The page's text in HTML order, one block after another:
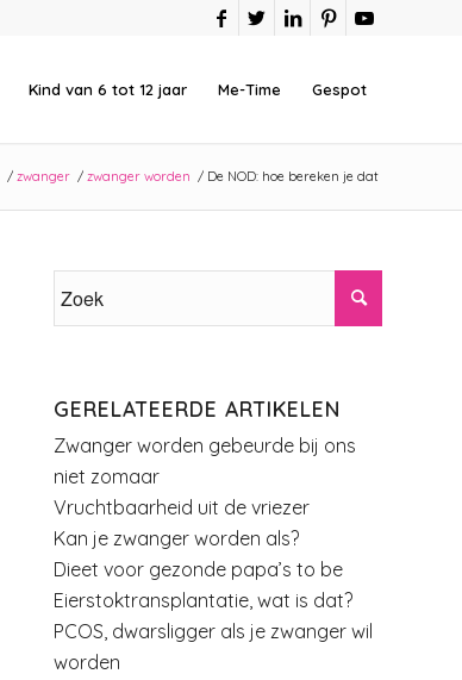
Kind van 6 tot 12 jaar Me-Time Gespot
/ zwanger / zwanger worden / De NOD: hoe bereken je dat
GERELATEERDE ARTIKELEN
Zwanger worden gebeurde bij ons
niet zomaar
Vruchtbaarheid uit de vriezer
Kan je zwanger worden als?
Dieet voor gezonde papa’s to be
Eierstoktransplantatie, wat is dat?
PCOS, dwarsligger als je zwanger wil
worden